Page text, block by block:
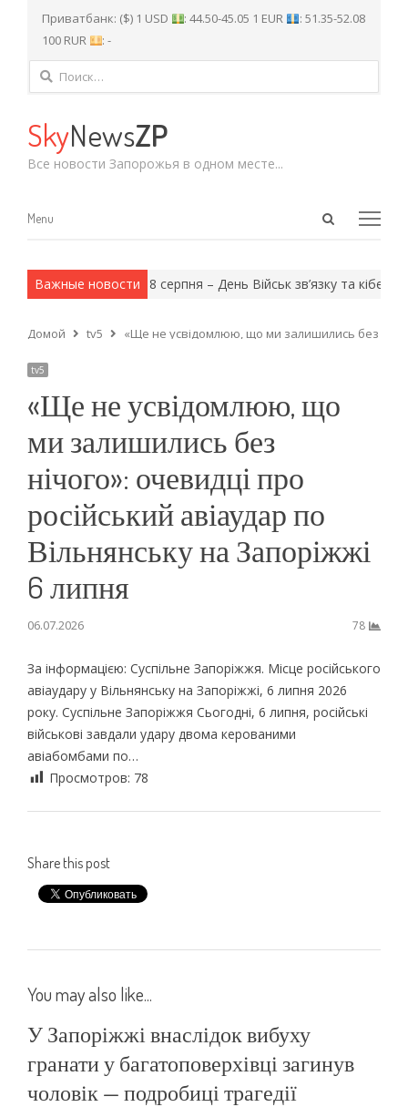
Приватбанк: ($) 1 USD : 44.50-45.05 1 EUR
: 51.35-52.08
100 RUR
: -
Найти:
SkyNewsZP
Все новости Запорожья в одном месте...
Open
Menu
Menu
Важные новости
методы. 8 серпня – День Військ зв’язку та
Домой tv5 «Ще не усвідомлюю, що ми залишились без
tv5
«Ще не усвідомлюю, що
ми залишились без
нічого»: очевидці про
російський авіаудар по
Вільнянську на Запоріжжі
6 липня
06.07.2026 78
За інформацією: Суспільне Запоріжжя. Місце російського
авіаудару у Вільнянську на Запоріжжі, 6 липня 2026
року. Суспільне Запоріжжя Сьогодні, 6 липня, російські
військові завдали удару двома керованими
авіабомбами по…
Просмотров: 78
Share this post
You may also like...
У Запоріжжі внаслідок вибуху
гранати у багатоповерхівці загинув
чоловік — подробиці трагедії